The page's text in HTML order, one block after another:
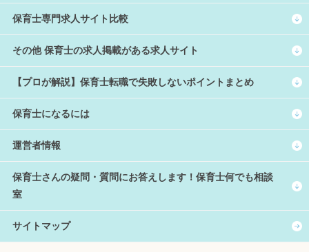
保育士専門求人サイト比較
その他 保育士の求人掲載がある求人サイト
【プロが解説】保育士転職で失敗しないポイントまとめ
保育士になるには
運営者情報
保育士さんの疑問・質問にお答えします！保育士何でも相談
室
サイトマップ